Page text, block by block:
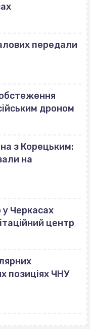
передали
дроном
з Корецьким:
на
у Черкасах
центр
позиціях ЧНУ